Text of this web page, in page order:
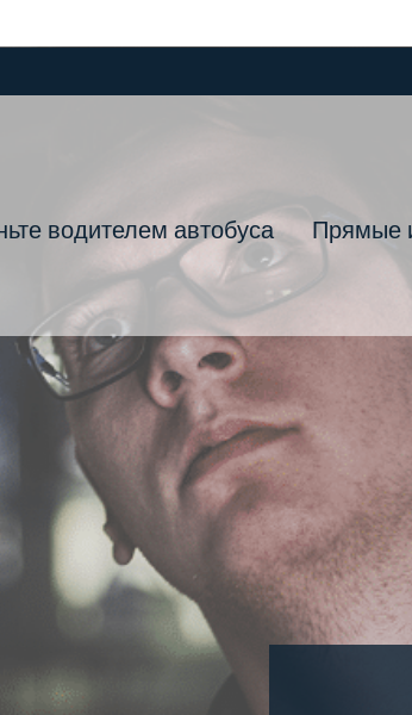
водителем автобуса Прямые